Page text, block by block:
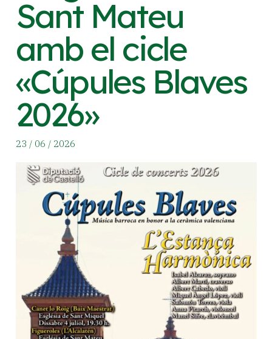
Sant Mateu
amb el cicle
«Cúpules Blaves
2026»
23 / 06 / 2026